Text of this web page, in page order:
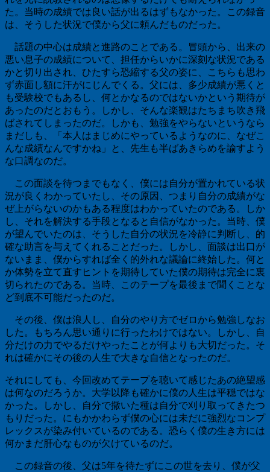
た。当時の成績では良い話が出るはずもなかった。この録音
は、そうした状況で僕から父に頼んだものだった。
話題の中心は成績と進路のことである。冒頭から、出来の
悪い息子の成績について、担任からいかに深刻な状況である
かと切り出され、ひたすら恐縮する父の姿に、こちらも思わ
ず赤面し額に汗がにじんでくる。父には、多少成績が悪くと
も受験校でもあるし、何とかなるのではないかという期待が
あったのだとおもう。しかし、そんな楽観はたちまち吹き飛
ばされてしまったのだ。しかも、勉強をやらないというなら
まだしも、「本人はまじめにやっているようなのに、なぜこ
んな成績なんですかね」と、先生も半ばあきらめを諭すよう
な口調なのだ。
この面談を待つまでもなく、僕には自分が置かれている状
況が良くわかっていたし、その原因、つまり自分の成績がな
ぜ上がらないのかもある程度はわかっていたのである。しか
し、それを解決する手段となると自信がなかった。当時、僕
が望んでいたのは、そうした自分の状況を冷静に判断し、的
確な助言を与えてくれることだった。しかし、面談は出口が
ないまま、僕からすれば全く的外れな議論に終始した。何と
か体勢を立て直すヒントを期待していた僕の期待は完全に裏
切られたのである。当時、このテープを最後まで聞くことな
ど到底不可能だったのだ。
その後、僕は浪人し、自分のやり方でゼロから勉強しなお
した。もちろん思い通りに行ったわけではない。しかし、自
分だけの力でやるだけやったことが何よりも大切だった。そ
れは確かにその後の人生で大きな自信となったのだ。
それにしても、今回改めてテープを聴いて感じたあの絶望感
は何なのだろうか。大学以降も確かに僕の人生は平穏ではな
かった。しかし、自分で撒いた種は自分で刈り取ってきたつ
もりだった。にもかかわらず僕の心には未だに強烈なコンプ
レックスが染み付いているのである。恐らく僕の生き方には
何かまだ肝心なものが欠けているのだ。
この録音の後、父は5年を待たずにこの世を去り、僕が父